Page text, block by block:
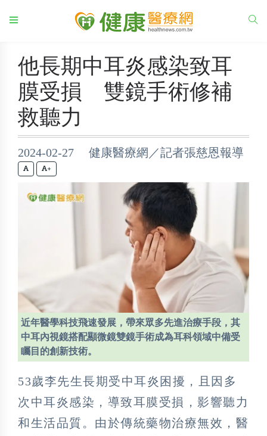
他長期中耳炎感染致耳
膜受損 雙鏡手術修補
救聽力
2024-02-27 健康醫療網／記者張慈恩報導
+
近年醫學科技飛速發展，帶來眾多先進治療手段，其
中耳內視鏡搭配顯微鏡雙鏡手術成為耳科領域中備受
矚目的創新技術。
53歲李先生長期受中耳炎困擾，且因多
次中耳炎感染，導致耳膜受損，影響聽力
和生活品質。由於傳統藥物治療無效，醫